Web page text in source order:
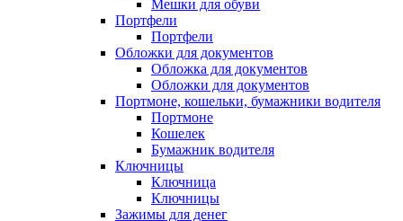
Мешки для обуви
Портфели
Портфели
Обложки для документов
Обложка для документов
Обложки для документов
Портмоне, кошельки, бумажники водителя
Портмоне
Кошелек
Бумажник водителя
Ключницы
Ключница
Ключницы
Зажимы для денег